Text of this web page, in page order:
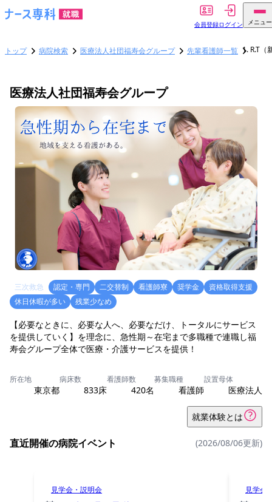
会員登録ログイン メニュー
トップ 病院検索 医療法人社団福寿会グループ 先輩看護師一覧 R.T（
医療法人社団福寿会グループ
三次救急 認定・専門 二交替制 看護師寮 奨学金
資格取得支援
休日休暇が多い
残業少なめ
【必要なときに、必要な人へ、必要なだけ、トータルにサービス
を提供していく】を理念に、急性期～在宅まで多職種で連職し福
寿会グループ全体で医療・介護サービスを提供！
所在地
東京都
病床数
833床
看護師数
420名
募集職種
看護師
設置母体
医療法人
就業体験とは
直近開催の病院イベント (2026/08/06更新)
見学会・説明会 見学会